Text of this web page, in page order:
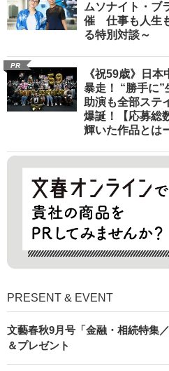
ムソナイト・ブ
催 仕事も人生
る特別対談～
PR
《祝59歳》日
暴走！ “勝手に”
助演も全部ステ
爆誕！【応募総
輝いた作品とは
PRESENT & EVENT
文藝春秋9月号「金融・相続特集
＆プレゼント